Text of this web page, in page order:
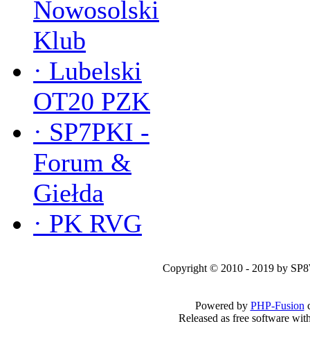
Nowosolski
Klub
· Lubelski
OT20 PZK
· SP7PKI -
Forum &
Giełda
· PK RVG
Copyright © 2010 - 2019 by
Powered by PHP-Fusion
Released as free software